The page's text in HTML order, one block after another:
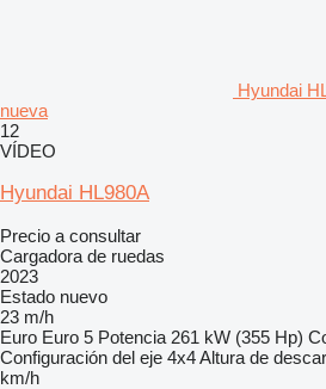
Hyundai
nueva
12
VÍDEO
Hyundai HL980A
Precio a consultar
Cargadora de ruedas
2023
Estado nuevo
23 m/h
Euro Euro 5 Potencia 261 kW (355 Hp)
Configuración del eje 4x4Altura de
km/h